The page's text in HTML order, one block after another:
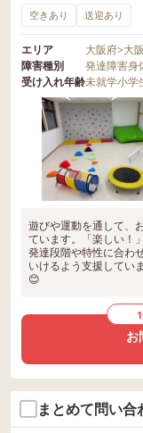
空きあり 送迎あり
エリア 大阪府>大
障害種別
発達障害身
受け入れ年齢未就学小学
遊びや運動を通して、
ています。「楽しい！
発達段階や特性に合わ
いけるよう支援してい
😊
お
まとめて問い合